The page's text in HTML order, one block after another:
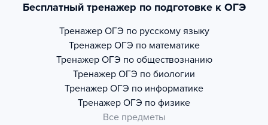
Бесплатный тренажер по подготовке к ОГЭ
Тренажер ОГЭ по русскому языку
Тренажер ОГЭ по математике
Тренажер ОГЭ по обществознанию
Тренажер ОГЭ по биологии
Тренажер ОГЭ по информатике
Тренажер ОГЭ по физике
Все предметы